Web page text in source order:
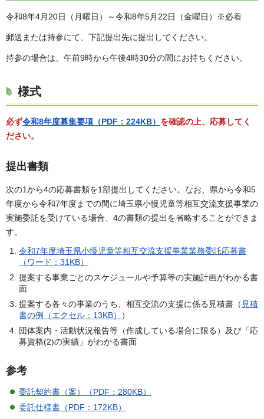
令和8年4月20日（月曜日）～令和8年5月22日（金曜日）※必着
郵送または持参にて、下記提出先に提出してください。
持参の場合は、午前9時から午後4時30分の間にお持ちください。
様式
必ず令和8年度募集要項（PDF：224KB） を確認の上、応募してく
ださい。
提出書類
次の1から4の応募書類を1部提出してください。なお、県から令和5
年度から令和7年度までの間に埼玉県小慢児童等相互交流支援事業の
実施委託を受けている場合、4の書類の提出を省略することができま
す。
令和7年度埼玉県小慢児童等相互交流支援事業業務委託応募書
（ワード：31KB）
提案する事業ごとのスケジュールや予算等の実施計画がわかる書
面
提案する各々の事業のうち、相互交流の支援に係る見積書（ 見積
書の例（エクセル：13KB）
）
団体案内・活動状況報告等（作成している場合に限る）及び「応
募資格(2)の実績」がわかる書面
参考
委託契約書（案）（PDF：280KB）
委託仕様書（PDF：172KB）